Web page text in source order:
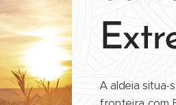
A aldeia situa-